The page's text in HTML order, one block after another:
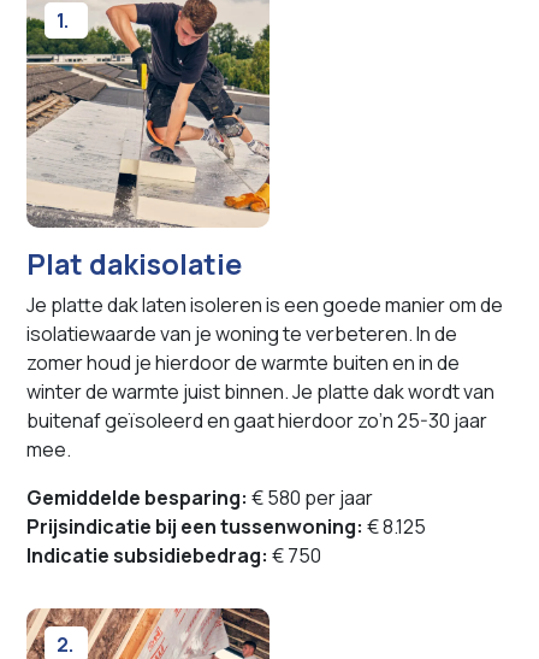
1.
Plat dakisolatie
Je platte dak laten isoleren is een goede manier om de
isolatiewaarde van je woning te verbeteren. In de
zomer houd je hierdoor de warmte buiten en in de
winter de warmte juist binnen. Je platte dak wordt van
buitenaf geïsoleerd en gaat hierdoor zo’n 25-30 jaar
mee.
Gemiddelde besparing: € 580 per jaar
Prijsindicatie bij een tussenwoning: € 8.125
Indicatie subsidiebedrag: € 750
2.